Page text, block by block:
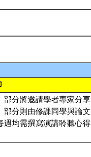
部分將邀請學者專家分享
部分則由修課同學與論文
週均需撰寫演講聆聽心得